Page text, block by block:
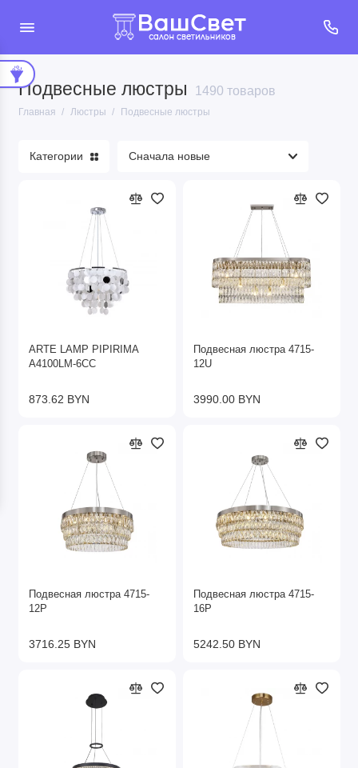
Подвесные люстры 1490 товаров
Главная Люстры Подвесные люстры
Каскадные люстры
Подвесные люстры
Потолочные люстры
Показать все
Категории
ARTE LAMP PIPIRIMA
A4100LM-6CC
873.62 BYN
Подвесная люстра 4715-
12U
3990.00 BYN
Подвесная люстра 4715-
12P
3716.25 BYN
Подвесная люстра 4715-
16P
5242.50 BYN